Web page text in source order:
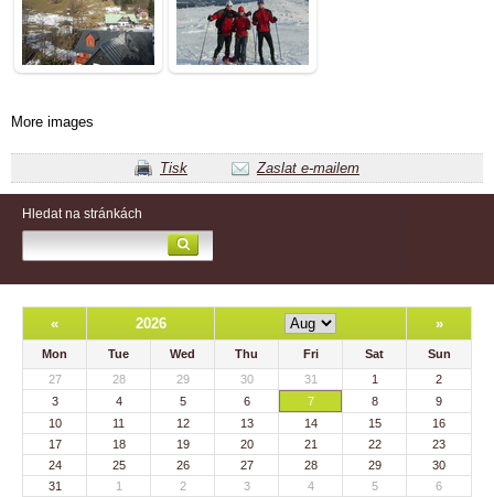
More images
Tisk Zaslat e-mailem
Hledat na stránkách
« 2026 »
Mon Tue Wed Thu Fri Sat
Sun
27
28 29 30 31 1
2
3
4 5 6 7 8
9
10
11 12 13 14 15
16
17
18 19 20 21 22
23
24
25 26 27 28 29
30
31
1 2 3 4 5 6